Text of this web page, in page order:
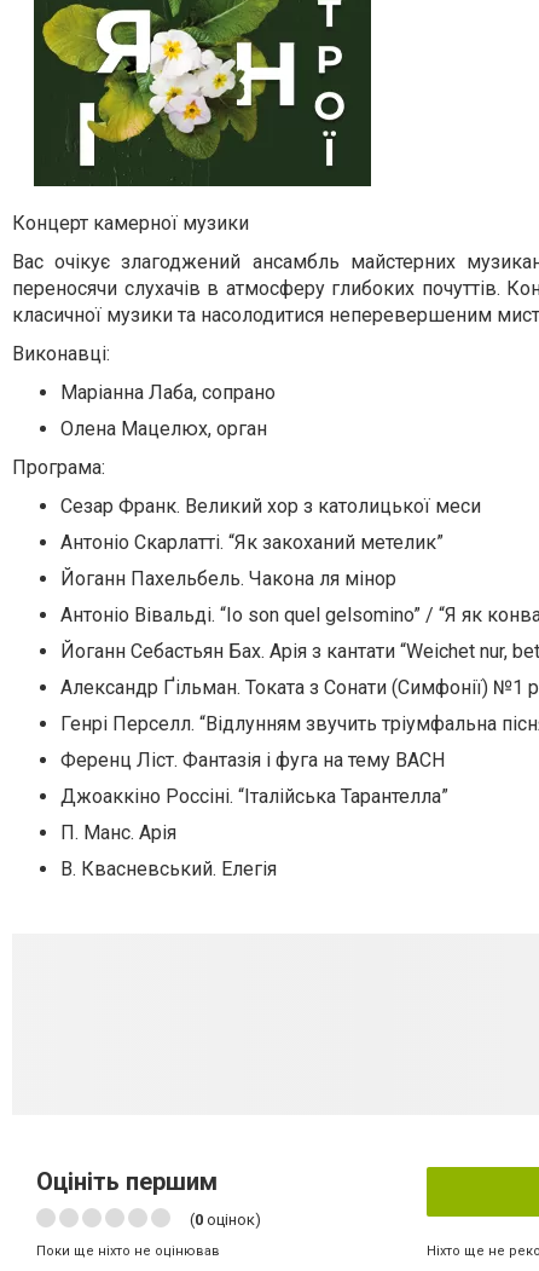
Концерт камерної музики
Вас очікує злагоджений ансамбль майстерних
переносячи слухачів в атмосферу глибоких почуттів.
класичної музики та насолодитися неперевершеним
Виконавці:
Маріанна Лаба, сопрано
Олена Мацелюх, орган
Програма:
Сезар Франк. Великий хор з католицької меси
Антоніо Скарлатті. “Як закоханий метелик”
Йоганн Пахельбель. Чакона ля мінор
Антоніо Вівальді. “Io son quel gelsomino” / “Я як
Йоганн Себастьян Бах. Арія з кантати “Weichet nur,
Александр Ґільман. Токата з Сонати (Симфонії) №1
Генрі Перселл. “Відлунням звучить тріумфальна
Ференц Ліст. Фантазія і фуга на тему BACH
Джоаккіно Россіні. “Італійська Тарантелла”
П. Mанс. Арія
В. Квасневський. Елегія
Оцініть першим
(0 оцінок)
Поки ще ніхто не оцінював Ніхто ще не